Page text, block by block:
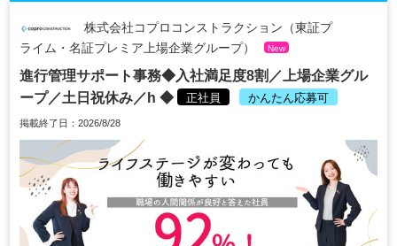
株式会社コプロコンストラクション（東証プ
ライム・名証プレミア上場企業グループ）
New
進行管理サポート事務◆入社満足度8割／上場企業グル
ープ／土日祝休み／h ◆
正社員 かんたん応募可
掲載終了日：2026/8/28